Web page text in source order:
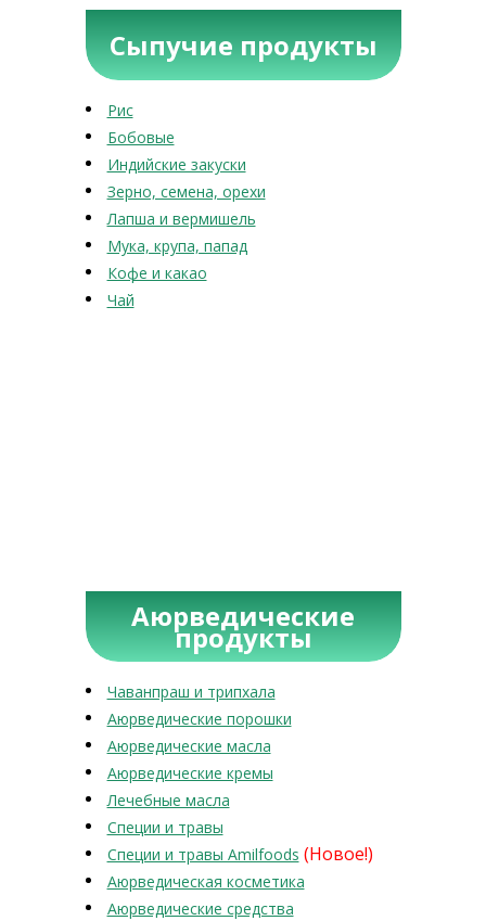
Сыпучие продукты
Рис
Бобовые
Индийские закуски
Зерно, семена, орехи
Лапша и вермишель
Мука, крупа, папад
Кофе и какао
Чай
Аюрведические
продукты
Чаванпраш и трипхала
Аюрведические порошки
Аюрведические масла
Аюрведические кремы
Лечебные масла
Специи и травы
Специи и травы Amilfoods (Новое!)
Аюрведическая косметика
Аюрведические средства